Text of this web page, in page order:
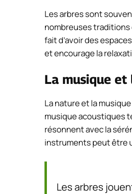
Les arbres sont
nombreuses traditions
fait d’avoir des
et encourage la
La musique
La nature et la
musique acoustiques
résonnent avec la
instruments peut être
Les arbres